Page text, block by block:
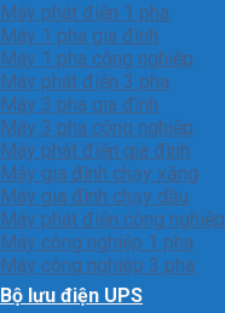
Máy phát điện 1 pha
Máy 1 pha gia đình
Máy 1 pha công nghiệp
Máy phát điện 3 pha
Máy 3 pha gia đình
Máy 3 pha công nghiệp
Máy phát điện gia đình
Máy gia đình chạy xăng
Máy gia đình chạy dầu
Máy phát điện công nghiệp
Máy công nghiệp 1 pha
Máy công nghiêp 3 pha
Bộ lưu điện UPS